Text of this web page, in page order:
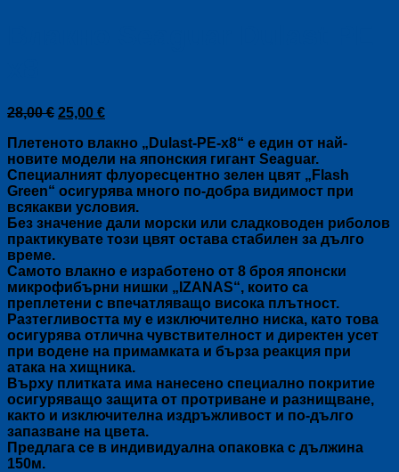
28,00€ Original
was:
28,00 €.
25,00 €Текущата
е:
25,00 €.
Плетеното влакно „Dulast-PE-x8“ е един от най-
новите модели на японския гигант Seaguar.
Специалният флуоресцентно зелен цвят „Flash
Green“ осигурява много по-добра видимост при
всякакви условия.
Без значение дали морски или сладководен риболов
практикувате този цвят остава стабилен за дълго
време.
Самото влакно е изработено от 8 броя японски
микрофибърни нишки „IZANAS“, които са
преплетени с впечатляващо висока плътност.
Разтегливостта му е изключително ниска, като това
осигурява отлична чувствителност и директен усет
при водене на примамката и бърза реакция при
атака на хищника.
Върху плитката има нанесено специално покритие
осигуряващо защита от протриване и разнищване,
както и изключителна издръжливост и по-дълго
запазване на цвета.
Предлага се в индивидуална опаковка с дължина
150м.